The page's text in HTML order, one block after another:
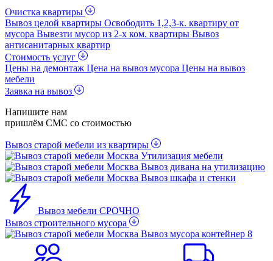
Очистка квартиры
Вывоз целой квартиры Освободить 1,2,3-к. квартиру от
мусора Вывезти мусор из 2-x ком. квартиры Вывоз
антисанитарных квартир
Стоимость услуг
Цены на демонтаж Цена на вывоз мусора Цены на вывоз
мебели
Заявка на вывоз
Напишите нам
пришлём СМС со стоимостью
Вывоз старой мебели из квартиры
Утилизация мебели
Вывоз дивана на утилизацию
Вывоз шкафа и стенки
Вывоз мебели СРОЧНО
Вывоз строительного мусора
Вывоз мусора контейнер 8